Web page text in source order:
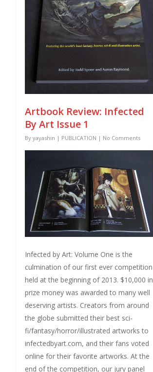
Artbook Review: Infected
By Art Issue 1
By yayashin | PUBLICATION | No Comments
Infected by Art: Volume One is the
culmination of our first ever competition
held at the beginning of 2013. $10,000 in
prize money was awarded to many well
deserving artists. Creators from around
the globe submitted their best sci-
fi/fantasy/horror/illustrated artworks to
infectedbyart.com, and their fans voted
online for their favorite artworks. At the
end of the competition, our jury panel